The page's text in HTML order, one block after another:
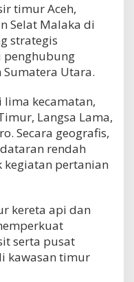
timur Aceh,
Selat Malaka di
strategis
penghubung
Utara.
kecamatan,
Langsa Lama,
Secara geografis,
rendah
kegiatan pertanian
kereta api dan
serta pusat
kawasan timur